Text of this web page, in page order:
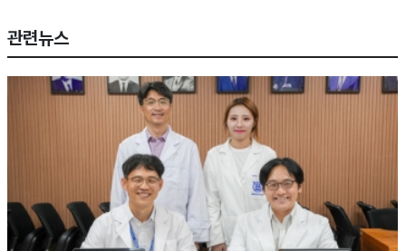
관련뉴스